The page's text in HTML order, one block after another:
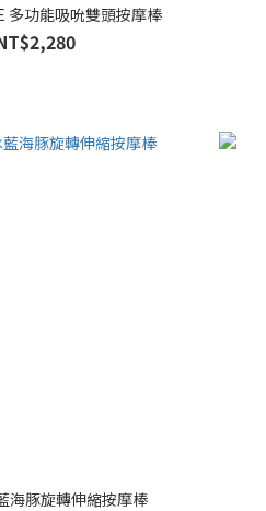
多功能吸吮雙頭按摩棒
海豚旋轉伸縮按摩棒